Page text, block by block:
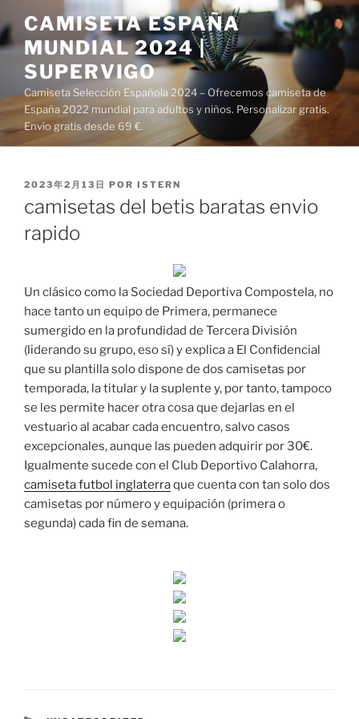
al
contenido
CAMISETA ESPAÑA
MUNDIAL 2024 |
SUPERVIGO
Camiseta Selección Española 2024 – Ofrecemos camiseta de
España 2022 mundial para adultos y niños. Personalizar gratis.
Envío gratis desde 69 €.
PUBLICADO
2023年2月13日 POR ISTERN
camisetas del betis baratas envio
rapido
Un clásico como la Sociedad Deportiva Compostela, no
hace tanto un equipo de Primera, permanece
sumergido en la profundidad de Tercera División
(liderando su grupo, eso sí) y explica a El Confidencial
que su plantilla solo dispone de dos camisetas por
temporada, la titular y la suplente y, por tanto, tampoco
se les permite hacer otra cosa que dejarlas en el
vestuario al acabar cada encuentro, salvo casos
excepcionales, aunque las pueden adquirir por 30€.
Igualmente sucede con el Club Deportivo Calahorra,
camiseta futbol inglaterraque cuenta con tan solo dos
camisetas por número y equipación (primera o
segunda) cada fin de semana.